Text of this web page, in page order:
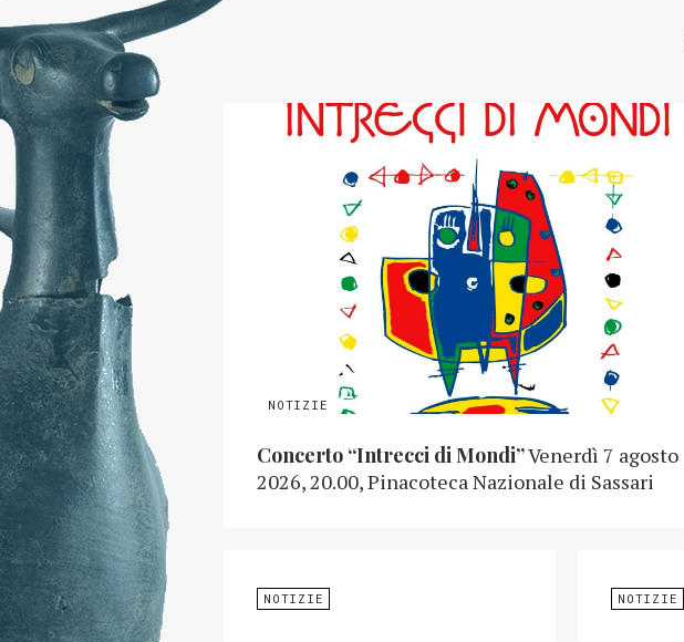
Concerto “Intrecci di Mondi”Venerdì 7 agosto
2026, 20.00, Pinacoteca Nazionale di Sassari
NOTIZIE NOTIZIE